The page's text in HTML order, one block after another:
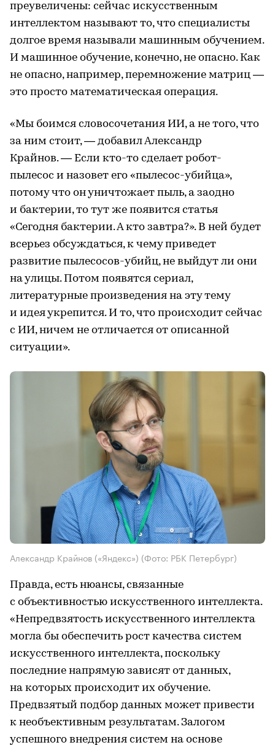
преувеличены: сейчас искусственным
интеллектом называют то, что специалисты
долгое время называли машинным обучением.
И машинное обучение, конечно, не опасно. Как
не опасно, например, перемножение матриц —
это просто математическая операция.
«Мы боимся словосочетания ИИ, а не того, что
за ним стоит, — добавил Александр
Крайнов. — Если кто-то сделает робот-
пылесос и назовет его «пылесос-убийца»,
потому что он уничтожает пыль, а заодно
и бактерии, то тут же появится статья
«Сегодня бактерии. А кто завтра?». В ней будет
всерьез обсуждаться, к чему приведет
развитие пылесосов-убийц, не выйдут ли они
на улицы. Потом появятся сериал,
литературные произведения на эту тему
и идея укрепится. И то, что происходит сейчас
с ИИ, ничем не отличается от описанной
ситуации».
Александр Крайнов («Яндекс») (Фото: РБК Петербург)
Правда, есть нюансы, связанные
с объективностью искусственного интеллекта.
«Непредвзятость искусственного интеллекта
могла бы обеспечить рост качества систем
искусственного интеллекта, поскольку
последние напрямую зависят от данных,
на которых происходит их обучение.
Предвзятый подбор данных может привести
к необъективным результатам. Залогом
успешного внедрения систем на основе